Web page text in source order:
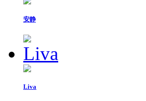
安静
Liva